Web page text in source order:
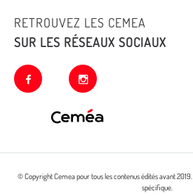
RETROUVEZ LES CEMEA
SUR LES RÉSEAUX SOCIAUX
facebook instagram
© Copyright Cemea pour tous les contenus édités avant 2019.
spécifique.